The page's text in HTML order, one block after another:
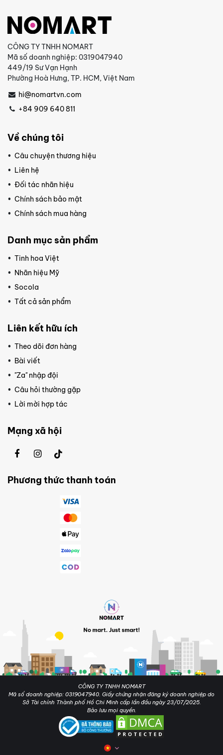
CÔNG TY TNHH NOMART
Mã số doanh nghiệp: 0319047940
449/19 Sư Vạn Hạnh
Phường Hoà Hưng, TP. HCM, Việt Nam
hi@nomartvn.com
+84 909 640 811
Về chúng tôi
Câu chuyện thương hiệu
Liên hệ
Đối tác nhãn hiệu
Chính sách bảo mật
Chính sách mua hàng
Danh mục sản phẩm
Tinh hoa Việt
Nhãn hiệu Mỹ
Socola
Tất cả sản phẩm
Liên kết hữu ích
Theo dõi đơn hàng
Bài viết
"Za" nhập đội
Câu hỏi thường gặp
Lời mời hợp tác
Mạng xã hội
Phương thức thanh toán
CÔNG TY TNHH NOMART
Mã số doanh nghiệp: 0319047940. Giấy chứng nhận đăng ký doanh nghiệp do
Sở Tài chính Thành phố Hồ Chi Minh cấp lần đầu ngày 23/07/2025.
Bảo lưu mọi quyền.